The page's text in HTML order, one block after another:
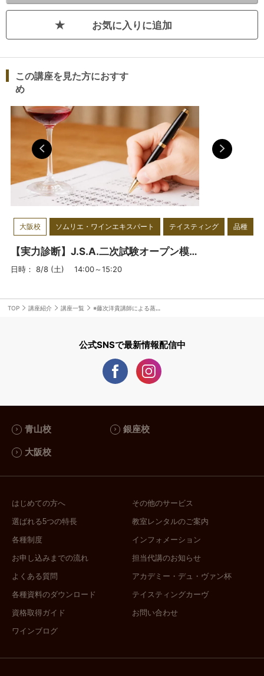
「日本ワインを見極める」単発講座
日本ワイン （日本）
シャルドネ産地比較＆シャルドネと間違いやすいワイン
（Ch+α）
ソーヴィニヨン・ブラン産地比較＆ソーヴィニョン・ブランと
間違いやすいワイン（SB+α）
リースリング産地比較＆リースリングと間違いやすいワイン
（Ri+α）
カベルネ・ソーヴィニヨン産地比較＆カベルネ・ソーヴィニヨ
ンと間違いやすいワイン（CS+α）
シラー産地比較＆シラーと間違いやすいワイン（Sy+α）
ピノ・ノワール産地比較＆ピノ・ノワールと間違いやすいワイ
ン（PN+α）
「本番シミュレーション」単発講座
本番シミュレーション④
「テイスティング用語解説」「蒸留酒＆リキュール」単発講座
※藤次洋貴講師によるテイスティング用語＆徹底解説（150分）
※藤次洋貴講師によるリキュール（試飲16種類120分）
「論述対策」単発講座
J.S.A.ソムリエ二次試験≪論述試験対策講座≫【個別添削プラ
ン】
J.S.A.ソムリエ二次試験≪論述試験対策講座≫
＜アカデミーデュヴァンのJ.S.A.ソムリエ/ワインエキスパート
J.S.A.ソムリエ/ワインエキスパート資格の二次試験に臨まれる
方を対象とした講座です。
本講座では、二次試験で課せられるブラインド･テイスティン
ィング試験は、一次試験と比べても緊張の度合いが高くなるた
め、事前の「場慣れ」は必須です。アカデミー・デュ・ヴァン
手にしてください。
お気に入りに追加
この講座を見た方におすす
め
大阪校 ソムリエ・ワインエキスパート テイスティング 品種
【実力診断】J.S.A.二次試験オープン模試 ＜大阪校＞
日時： 8/8 (土) 14:00～15:20
TOP 講座紹介 講座一覧 ※藤次洋貴講師による蒸留酒（試飲16種類120分）
公式SNSで最新情報配信中
青山校 銀座校
大阪校
はじめての方へ
選ばれる5つの特長
各種制度
お申し込みまでの流れ
よくある質問
各種資料のダウンロード
資格取得ガイド
ワインブログ
その他のサービス
教室レンタルのご案内
インフォメーション
担当代講のお知らせ
アカデミー・デュ・ヴァン杯
テイスティングカーヴ
お問い合わせ